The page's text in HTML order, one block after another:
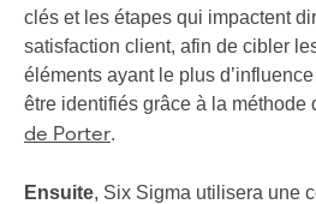
clés et les étapes qui impactent
satisfaction client, afin de cibler
éléments ayant le plus
être identifiés grâce à la méthode
de Porter.
Ensuite, Six Sigma utilisera une